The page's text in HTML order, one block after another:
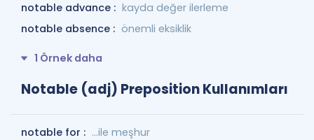
notable advance : kayda değer ilerleme
notable absence : önemli eksiklik
1 Örnek daha
Notable (adj) Preposition Kullanımları
notable for : ...ile meşhur